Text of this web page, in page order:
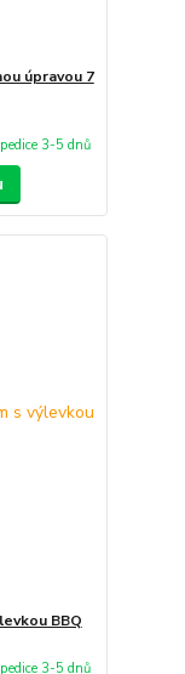
úpravou 7
3-5 dnů
BBQ
3-5 dnů